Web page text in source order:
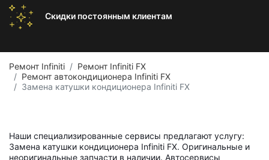
Скидки постоянным клиентам
Ремонт Infiniti
Ремонт Infiniti FX
Ремонт автокондиционера Infiniti FX
Замена катушки кондиционера Infiniti FX
Наши специализированные сервисы предлагают услугу:
Замена катушки кондиционера Infiniti FX. Оригинальные и
неоригинальные запчасти в наличии. Автосервисы